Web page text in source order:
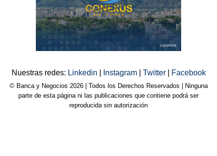
Nuestras redes: Linkedin Instagram Twitter Facebook
© Banca y Negocios 2026 | Todos los Derechos Reservados | Ninguna
parte de esta página ni las publicaciones que contiene podrá ser
reproducida sin autorización